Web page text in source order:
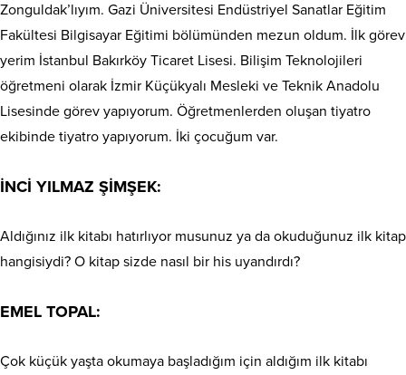
Zonguldak’lıyım. Gazi Üniversitesi Endüstriyel Sanatlar Eğitim
Fakültesi Bilgisayar Eğitimi bölümünden mezun oldum. İlk görev
yerim İstanbul Bakırköy Ticaret Lisesi. Bilişim Teknolojileri
öğretmeni olarak İzmir Küçükyalı Mesleki ve Teknik Anadolu
Lisesinde görev yapıyorum. Öğretmenlerden oluşan tiyatro
ekibinde tiyatro yapıyorum. İki çocuğum var.
İNCİ YILMAZ ŞİMŞEK:
Aldığınız ilk kitabı hatırlıyor musunuz ya da okuduğunuz ilk kitap
hangisiydi? O kitap sizde nasıl bir his uyandırdı?
EMEL TOPAL:
Çok küçük yaşta okumaya başladığım için aldığım ilk kitabı